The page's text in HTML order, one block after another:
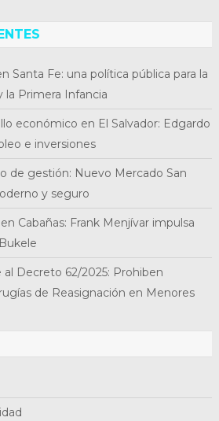
Santa Fe: una política pública para la
la Primera Infancia
económico en El Salvador: Edgardo
e inversiones
de gestión: Nuevo Mercado San
y seguro
Cabañas: Frank Menjívar impulsa
al Decreto 62/2025: Prohiben
de Reasignación en Menores